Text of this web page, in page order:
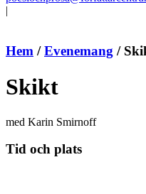
|
Hem /Evenemang /
Skikt
med Karin Smirnoff
Tid och plats